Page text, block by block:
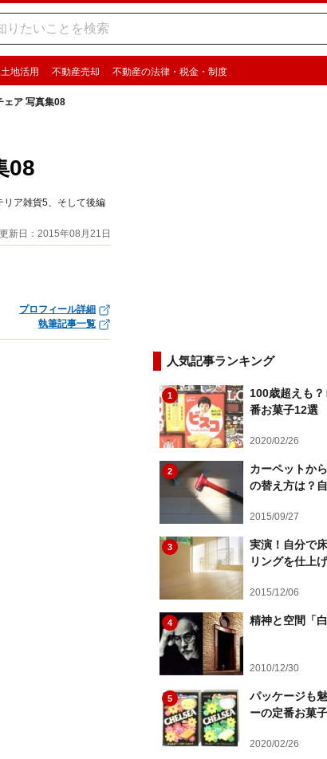
土地活用 不動産売却 不動産の法律・税金・制度
ェア 写真集08
08
リア雑貨5、そして後編
更新日：2015年08月21日
プロフィール詳細
執筆記事一覧
人気記事ランキング
1
100歳超えも
番お菓子12選
2020/02/26
2
カーペットか
の替え方は？
2015/09/27
3
実演！自分で
リングを仕上
2015/12/06
4 精神と空間「
2010/12/30
5
パッケージも
ーの定番お菓
2020/02/26